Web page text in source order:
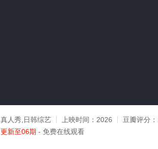
真人秀,日韩综艺 上映时间： 2026 豆瓣评分：
更新至06期 - 免费在线观看